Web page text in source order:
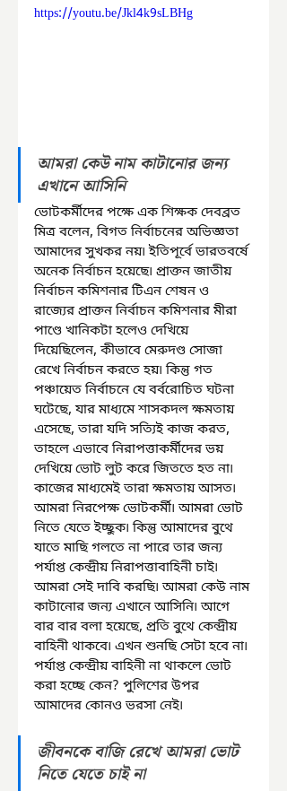
https://youtu.be/Jkl4k9sLBHg
আমরা কেউ নাম কাটানোর জন্য
এখানে আসিনি
ভোটকর্মীদের পক্ষে এক শিক্ষক দেবব্রত
মিত্র বলেন, বিগত নির্বাচনের অভিজ্ঞতা
আমাদের সুখকর নয়৷ ইতিপূর্বে ভারতবর্ষে
অনেক নির্বাচন হয়েছে৷ প্রাক্তন জাতীয়
নির্বাচন কমিশনার টিএন শেষন ও
রাজ্যের প্রাক্তন নির্বাচন কমিশনার মীরা
পাণ্ডে খানিকটা হলেও দেখিয়ে
দিয়েছিলেন, কীভাবে মেরুদণ্ড সোজা
রেখে নির্বাচন করতে হয়৷ কিন্তু গত
পঞ্চায়েত নির্বাচনে যে বর্বরোচিত ঘটনা
ঘটেছে, যার মাধ্যমে শাসকদল ক্ষমতায়
এসেছে, তারা যদি সত্যিই কাজ করত,
তাহলে এভাবে নিরাপত্তাকর্মীদের ভয়
দেখিয়ে ভোট লুট করে জিততে হত না৷
কাজের মাধ্যমেই তারা ক্ষমতায় আসত৷
আমরা নিরপেক্ষ ভোটকর্মী৷ আমরা ভোট
নিতে যেতে ইচ্ছুক৷ কিন্তু আমাদের বুথে
যাতে মাছি গলতে না পারে তার জন্য
পর্যাপ্ত কেন্দ্রীয় নিরাপত্তাবাহিনী চাই৷
আমরা সেই দাবি করছি৷ আমরা কেউ নাম
কাটানোর জন্য এখানে আসিনি৷ আগে
বার বার বলা হয়েছে, প্রতি বুথে কেন্দ্রীয়
বাহিনী থাকবে৷ এখন শুনছি সেটা হবে না৷
পর্যাপ্ত কেন্দ্রীয় বাহিনী না থাকলে ভোট
করা হচ্ছে কেন? পুলিশের উপর
আমাদের কোনও ভরসা নেই৷
জীবনকে বাজি রেখে আমরা ভোট
নিতে যেতে চাই না